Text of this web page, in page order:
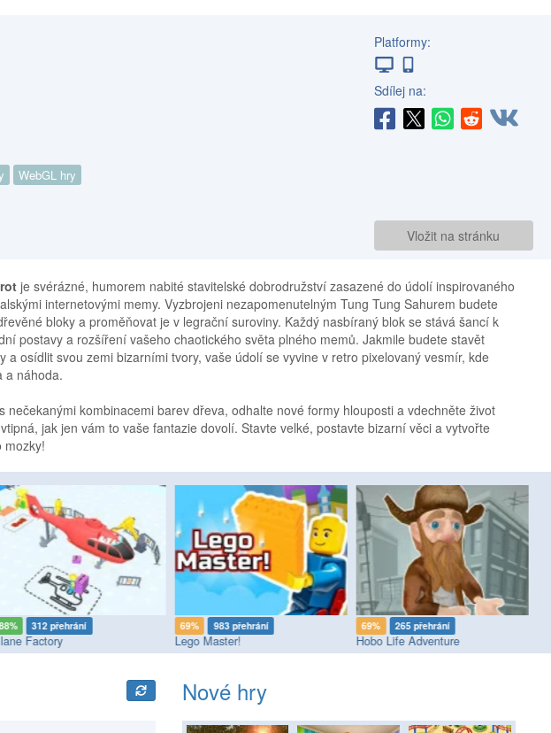
WebGL hry
Platformy:
Sdílej na:
Vložit na stránku
je svérázné, humorem nabité stavitelské dobrodružství zasazené do údolí inspirovaného
internetovými memy. Vyzbrojeni nezapomenutelným Tung Tung Sahurem budete
bloky a proměňovat je v legrační suroviny. Každý nasbíraný blok se stává šancí k
postavy a rozšíření vašeho chaotického světa plného memů. Jakmile budete stavět
a osídlit svou zemi bizarními tvory, vaše údolí se vyvine v retro pixelovaný vesmír, kde
a náhoda.
nečekanými kombinacemi barev dřeva, odhalte nové formy hlouposti a vdechněte život
jak jen vám to vaše fantazie dovolí. Stavte velké, postavte bizarní věci a vytvořte
mozky!
312 přehrání
Factory
69% 983 přehrání
Lego Master!
69% 265 přehrání
Hobo Life Adventure
Nové hry